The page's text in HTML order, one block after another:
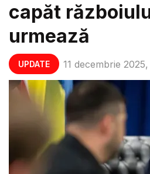
UPDATE 11 decembrie
capăt
urmează